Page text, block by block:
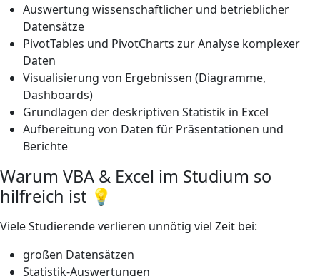
Auswertung wissenschaftlicher und betrieblicher
Datensätze
PivotTables und PivotCharts zur Analyse komplexer
Daten
Visualisierung von Ergebnissen (Diagramme,
Dashboards)
Grundlagen der deskriptiven Statistik in Excel
Aufbereitung von Daten für Präsentationen und
Berichte
Warum VBA & Excel im Studium so
hilfreich ist 💡
Viele Studierende verlieren unnötig viel Zeit bei:
großen Datensätzen
Statistik-Auswertungen